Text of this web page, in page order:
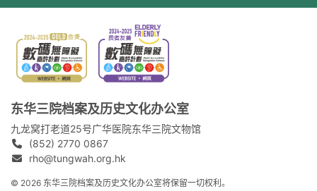
东华三院档案及历史文化办公室
九龙窝打老道25号广华医院东华三院文物馆
(852) 2770 0867
rho@tungwah.org.hk
© 2026 东华三院档案及历史文化办公室将保留一切权利。